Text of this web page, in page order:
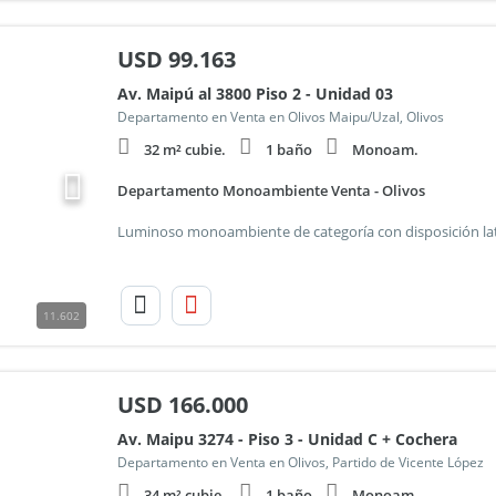
11.602
USD 99.163
Av. Maipú al 3800 Piso 2 - Unidad 03
Departamento en Venta en Olivos Maipu/Uzal, Olivos
32 m² cubie. 1 baño Monoam.
Departamento Monoambiente Venta - Olivos
USD 166.000
Av. Maipu 3274 - Piso 3 - Unidad C + Cochera
Departamento en Venta en Olivos, Partido de Vicente López